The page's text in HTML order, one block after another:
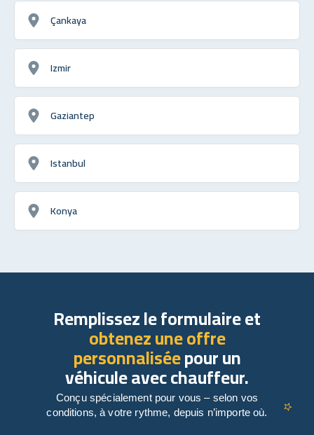
Çankaya
Izmir
Gaziantep
Istanbul
Konya
Remplissez le formulaire et
obtenez une offre
personnaliséepour un
véhicule avec chauffeur.
Conçu spécialement pour vous – selon vos
conditions, à votre rythme, depuis n’importe où.